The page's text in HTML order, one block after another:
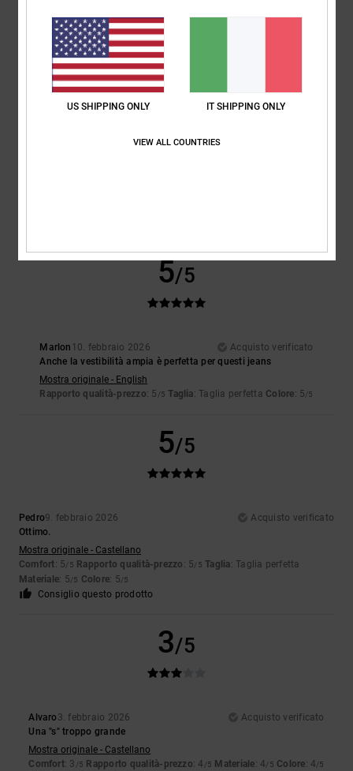
: 4/5
4
12. febbraio 2026
5/5
Marlon 10. febbraio 2026
Acquisto verificato
Anche la vestibilità ampia è perfetta per questi jeans
Mostra originale - English
Rapporto qualità-prezzo: 5 /5 Taglia: Taglia perfetta Colore: 5/5
5/5
Pedro9. febbraio 2026
Acquisto verificato
Ottimo.
Mostra originale - Castellano
Comfort: 5/5 Rapporto qualità-prezzo : 5/5 Taglia: Taglia perfetta
Materiale: 5/5 Colore: 5/5
Consiglio questo prodotto
3/5
Alvaro3. febbraio 2026
Acquisto verificato
Una "s" troppo grande
Mostra originale - Castellano
Comfort: 3 /5 Rapporto qualità-prezzo: 4 /5 Materiale: 4/5 Colore: 4/5
US SHIPPING ONLY IT SHIPPING ONLY
VIEW ALL COUNTRIES